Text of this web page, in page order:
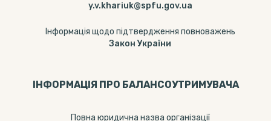
y.v.khariuk@spfu.gov.ua
Інформація щодо підтвердження повноважень
Закон України
ІНФОРМАЦІЯ ПРО БАЛАНСОУТРИМУВАЧА
Повна юридична назва організації